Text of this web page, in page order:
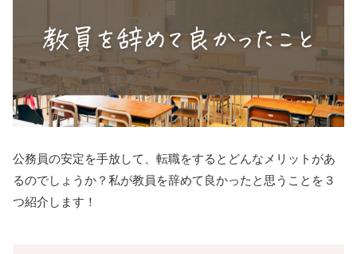
公務員の安定を手放して、転職をするとどんなメリットがあ
るのでしょうか？私が教員を辞めて良かったと思うことを３
つ紹介します！